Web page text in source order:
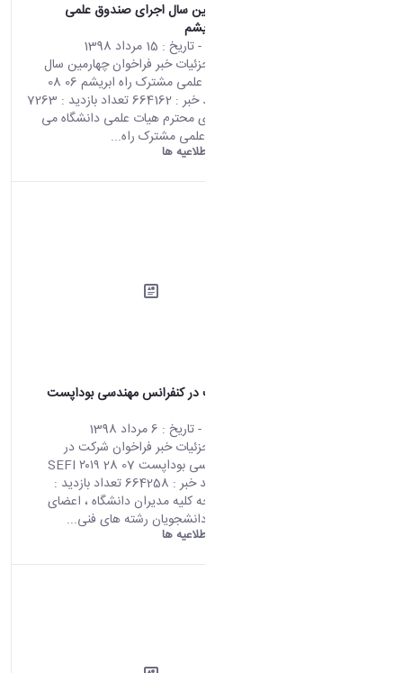
فراخوان چهارمین سال اجرای صندوق علمی
مشترک راه ابریشم
- تاریخ : 15 مرداد 1398
صفحه اصلی جزئیات خبر فراخوان چهارمین سال
اجرای صندوق علمی مشترک راه ابریشم 06 08
2019 07:46 کد خبر : 664162 تعداد بازدید : 7263
به اطلاع اعضای محترم هیات علمی دانشگاه می
رساند صندوق علمی مشترک راه...
اطلاعیه ها
فراخوان شرکت در کنفرانس مهندسی بوداپست
- تاریخ : 6 مرداد 1398
صفحه اصلی جزئیات خبر فراخوان شرکت در
کنفرانس مهندسی بوداپست SEFI ۲۰۱۹ 28 07
2019 05:53 کد خبر : 664258 تعداد بازدید :
7871 قابل توجه کلیه مدیران دانشگاه ، اعضای
هیات علمی و دانشجویان رشته های فنی...
اطلاعیه ها